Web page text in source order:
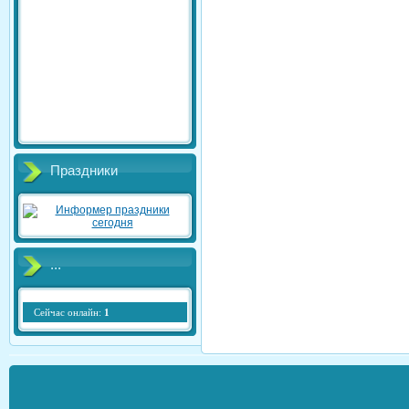
Праздники
...
Сейчас онлайн: 1